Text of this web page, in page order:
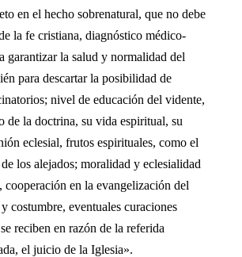
en el hecho sobrenatural, que no debe
la fe cristiana, diagnóstico médico-
garantizar la salud y normalidad del
para descartar la posibilidad de
nivel de educación del vidente,
de la doctrina, su vida espiritual, su
eclesial, frutos espirituales, como el
los alejados; moralidad y eclesialidad
cooperación en la evangelización del
costumbre, eventuales curaciones
reciben en razón de la referida
el juicio de la Iglesia».